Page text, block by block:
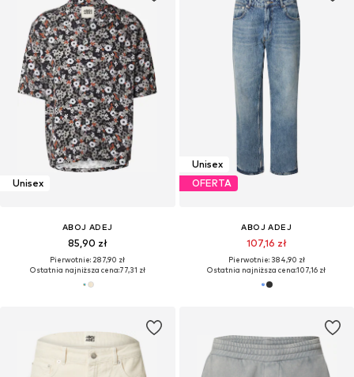
Unisex
ABOJ ADEJ
85,90 zł
Pierwotnie: 287,90 zł
Ostatnia najniższa cena:77,31 zł
Unisex
OFERTA
ABOJ ADEJ
107,16 zł
Pierwotnie: 384,90 zł
Ostatnia najniższa cena:107,16 zł